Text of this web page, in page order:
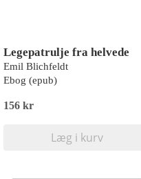
Legepatrulje fra helvede
Emil Blichfeldt
Ebog (epub)
156 kr
Læg i kurv